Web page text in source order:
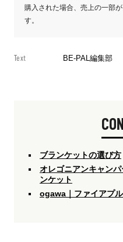
購入された場合、売上の一部
す。
Text BE-PAL編集部
ブランケットの選び方
オレゴニアンキャン
ンケット
ogawa｜ファイアプ